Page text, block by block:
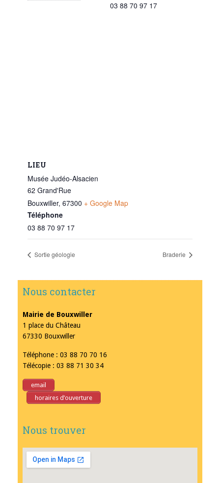
03 88 70 97 17
LIEU
Musée Judéo-Alsacien
62 Grand'Rue
Bouxwiller, 67300 + Google Map
Téléphone
03 88 70 97 17
Sortie géologie Braderie
Nous contacter
Mairie de Bouxwiller
1 place du Château
67330 Bouxwiller
Téléphone : 03 88 70 70 16
Télécopie : 03 88 71 30 34
email
horaires d’ouverture
Nous trouver